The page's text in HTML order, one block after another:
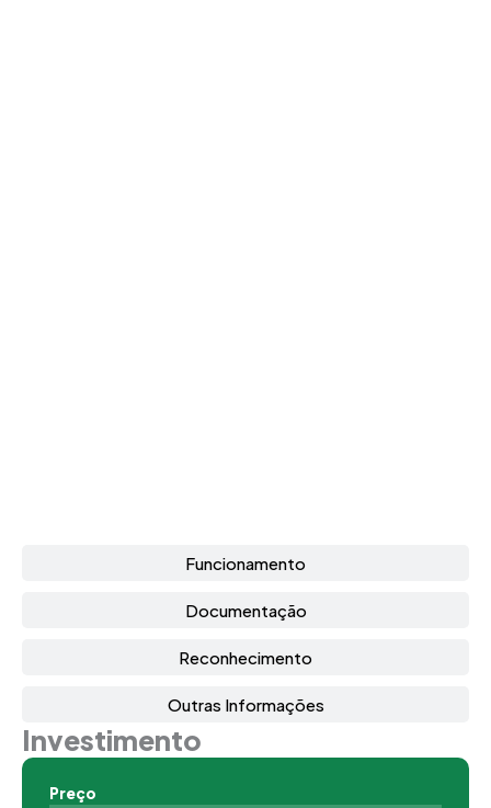
Funcionamento
Documentação
Reconhecimento
Outras Informações
Investimento
Preço